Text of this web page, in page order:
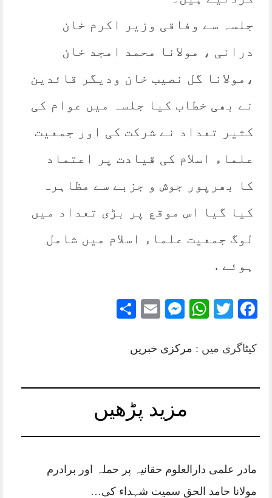
جلسہ سے وفاقی وزیر اکرم خان
درانی ، مولانا محمد امجد خان
،مولانا گل نصیب خان ودیگر قائدین
نے بھی خطاب کیا جلسہ میں عوام کی
کثیر تعداد نے شرکت کی اور جمعیت
علماء اسلام کی قیادت پر اعتماد
کا بھرپور جوش و جزبے سے مظاہرہ
کیا گیا اس موقع پر بڑی تعداد میں
لوگ جمعیت علماء اسلام میں شامل
ہوئے .
Facebook
Twitter
WhatsApp
Messenger
Email
کیٹاگری میں : مرکزی خبریں
مزید پڑھیں
مادر علمی دارالعلوم حقانیہ پر حملہ اور برادرم
مولانا حامد الحق سمیت شہداء کی…